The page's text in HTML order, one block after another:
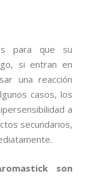
para que su
si entran en
una reacción
casos, los
a
secundarios,
son